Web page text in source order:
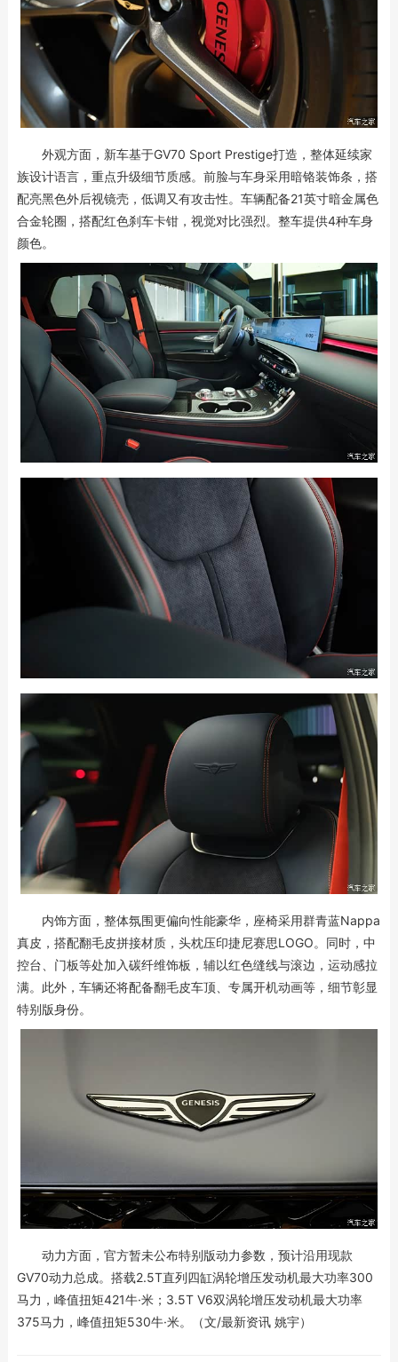
外观方面，新车基于GV70 Sport Prestige打造，整体延续家
族设计语言，重点升级细节质感。前脸与车身采用暗铬装饰条，搭
配亮黑色外后视镜壳，低调又有攻击性。车辆配备21英寸暗金属色
合金轮圈，搭配红色刹车卡钳，视觉对比强烈。整车提供4种车身
颜色。
内饰方面，整体氛围更偏向性能豪华，座椅采用群青蓝Nappa
真皮，搭配翻毛皮拼接材质，头枕压印捷尼赛思LOGO。同时，中
控台、门板等处加入碳纤维饰板，辅以红色缝线与滚边，运动感拉
满。此外，车辆还将配备翻毛皮车顶、专属开机动画等，细节彰显
特别版身份。
动力方面，官方暂未公布特别版动力参数，预计沿用现款
GV70动力总成。搭载2.5T直列四缸涡轮增压发动机最大功率300
马力，峰值扭矩421牛·米；3.5T V6双涡轮增压发动机最大功率
375马力，峰值扭矩530牛·米。（文/最新资讯 姚宇）